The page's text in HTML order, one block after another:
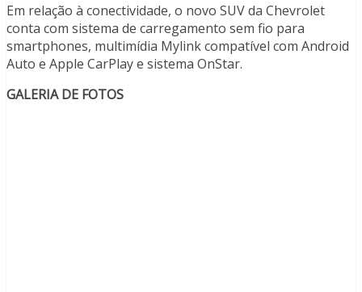
Em relação à conectividade, o novo SUV da Chevrolet
conta com sistema de carregamento sem fio para
smartphones, multimídia Mylink compatível com Android
Auto e Apple CarPlay e sistema OnStar.
GALERIA DE FOTOS